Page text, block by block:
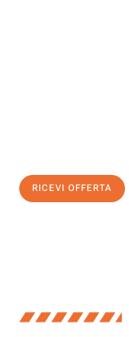
RICEVI OFFERTA